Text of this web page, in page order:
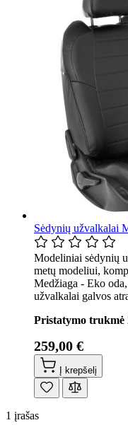
Sėdynių užvalkalai
Modeliniai sėdynių
metų modeliui,
Medžiaga - Eko
užvalkalai galvos
Pristatymo trukmė
259,00 €
Į krepšelį
1 įrašas